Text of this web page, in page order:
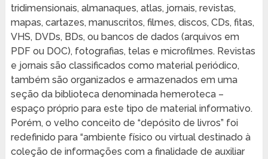
tridimensionais, almanaques, atlas, jornais, revistas,
mapas, cartazes, manuscritos, filmes, discos, CDs, fitas,
VHS, DVDs, BDs, ou bancos de dados (arquivos em
PDF ou DOC), fotografias, telas e microfilmes. Revistas
e jornais são classificados como material periódico,
também são organizados e armazenados em uma
seção da biblioteca denominada hemeroteca –
espaço próprio para este tipo de material informativo.
Porém, o velho conceito de “depósito de livros” foi
redefinido para “ambiente físico ou virtual destinado à
coleção de informações com a finalidade de auxiliar